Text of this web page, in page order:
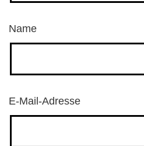
Name
E-Mail-Adresse